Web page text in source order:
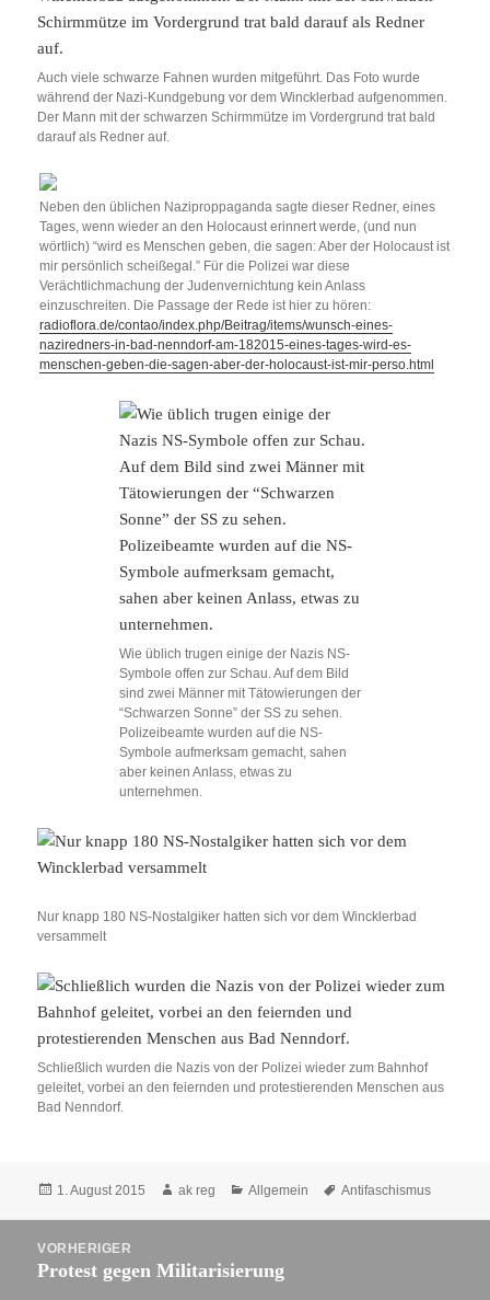
Auch viele schwarze Fahnen wurden mitgeführt. Das Foto wurde
während der Nazi-Kundgebung vor dem Wincklerbad aufgenommen.
Der Mann mit der schwarzen Schirmmütze im Vordergrund trat bald
darauf als Redner auf.
Neben den üblichen Naziproppaganda sagte dieser Redner, eines
Tages, wenn wieder an den Holocaust erinnert werde, (und nun
wörtlich) “wird es Menschen geben, die sagen: Aber der Holocaust ist
mir persönlich scheißegal.” Für die Polizei war diese
Verächtlichmachung der Judenvernichtung kein Anlass
einzuschreiten. Die Passage der Rede ist hier zu hören:
radioflora.de/contao/index.php/Beitrag/items/wunsch-eines-
naziredners-in-bad-nenndorf-am-182015-eines-tages-wird-es-
menschen-geben-die-sagen-aber-der-holocaust-ist-mir-perso.html
Wie üblich trugen einige der Nazis NS-
Symbole offen zur Schau. Auf dem Bild
sind zwei Männer mit Tätowierungen der
“Schwarzen Sonne” der SS zu sehen.
Polizeibeamte wurden auf die NS-
Symbole aufmerksam gemacht, sahen
aber keinen Anlass, etwas zu
unternehmen.
Nur knapp 180 NS-Nostalgiker hatten sich vor dem Wincklerbad
versammelt
Schließlich wurden die Nazis von der Polizei wieder zum Bahnhof
geleitet, vorbei an den feiernden und protestierenden Menschen aus
Bad Nenndorf.
Veröffentlicht
1. August 2015 Autor
ak reg Kategorien
Allgemein Schlagwörter
Antifaschismus
VORHERIGER
Vorheriger
Protest gegen Militarisierung